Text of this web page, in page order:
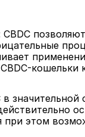
кошельки
при этом